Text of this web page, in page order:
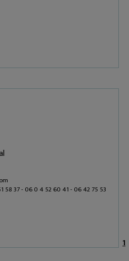
1
58 37 - 06 0 4 52 60 41 - 06 42 75 53